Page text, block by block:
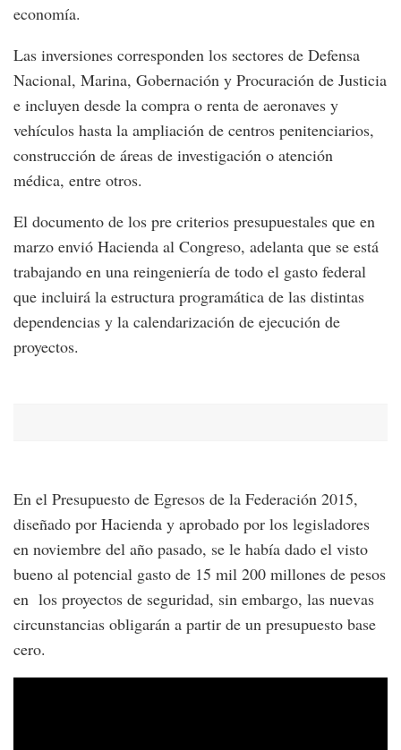
economía.
Las inversiones corresponden los sectores de Defensa
Nacional, Marina, Gobernación y Procuración de Justicia
e incluyen desde la compra o renta de aeronaves y
vehículos hasta la ampliación de centros penitenciarios,
construcción de áreas de investigación o atención
médica, entre otros.
El documento de los pre criterios presupuestales que en
marzo envió Hacienda al Congreso, adelanta que se está
trabajando en una reingeniería de todo el gasto federal
que incluirá la estructura programática de las distintas
dependencias y la calendarización de ejecución de
proyectos.
En el Presupuesto de Egresos de la Federación 2015,
diseñado por Hacienda y aprobado por los legisladores
en noviembre del año pasado, se le había dado el visto
bueno al potencial gasto de 15 mil 200 millones de pesos
en los proyectos de seguridad, sin embargo, las nuevas
circunstancias obligarán a partir de un presupuesto base
cero.